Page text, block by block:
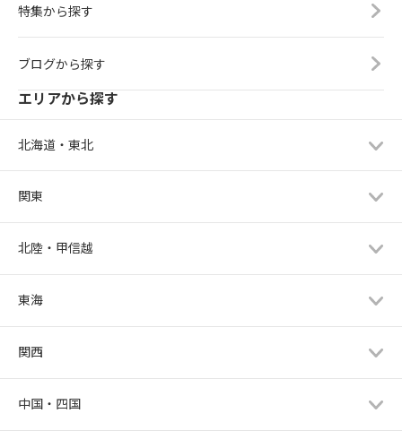
特集から探す
ブログから探す
エリアから探す
北海道・東北
関東
北陸・甲信越
東海
関西
中国・四国